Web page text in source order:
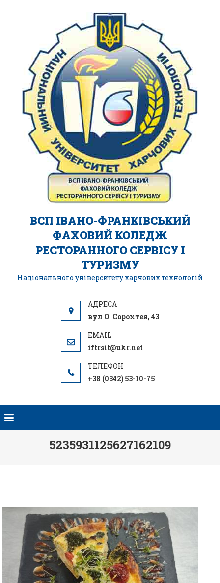
ВСП ІВАНО-ФРАНКІВСЬКИЙ
ФАХОВИЙ КОЛЕДЖ
РЕСТОРАННОГО СЕРВІСУ І
ТУРИЗМУ
Національного університету харчових технологій
вул О. Сорохтея, 43
iftrsit@ukr.net
+38 (0342) 53-10-75
5235931125627162109